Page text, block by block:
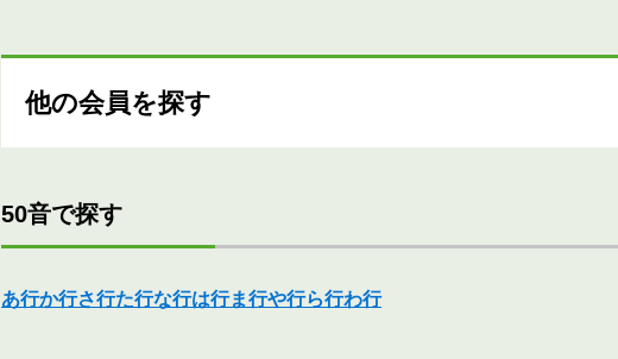
他の会員を探す
50音で探す
あ行か行さ行た行な行は行ま行や行ら行わ行